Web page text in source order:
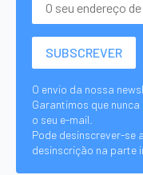
O envio da nossa
Garantimos que
o seu e-mail.
Pode desinscrever-se
desinscrição na parte